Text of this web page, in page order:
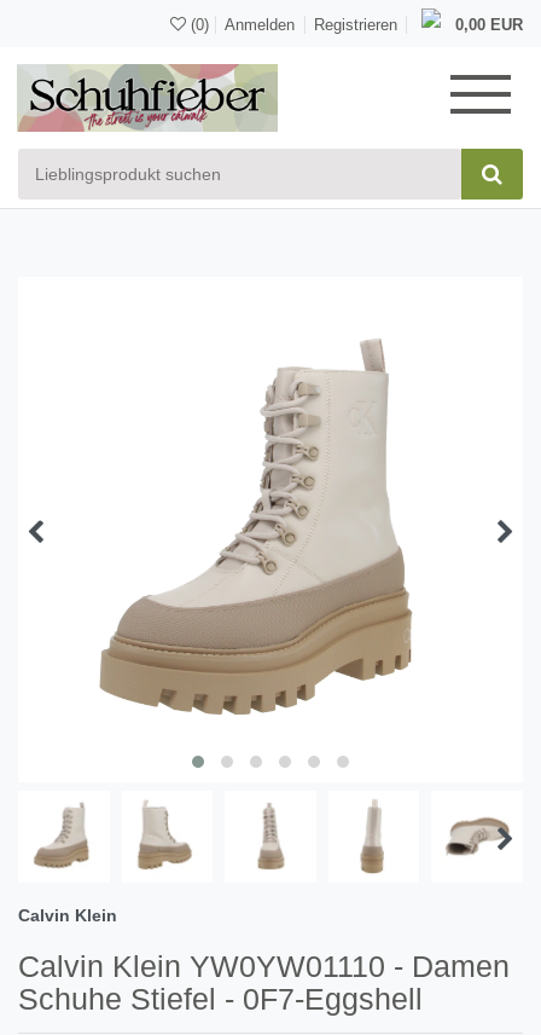
(0) Anmelden Registrieren 0,00 EUR
Calvin Klein
Calvin Klein YW0YW01110 - Damen
Schuhe Stiefel - 0F7-Eggshell